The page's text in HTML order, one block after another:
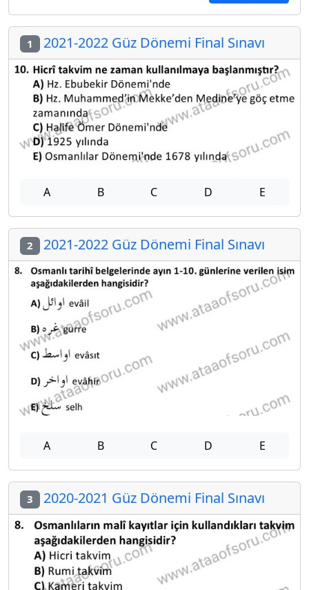
1 2021-2022 Güz Dönemi Final Sınavı
A B C D E
2 2021-2022 Güz Dönemi Final Sınavı
A B C D E
3 2020-2021 Güz Dönemi Final Sınavı